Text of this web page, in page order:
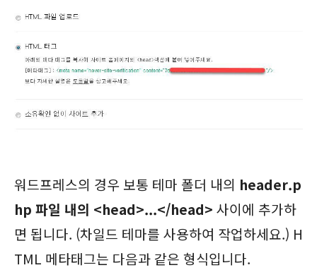
워드프레스의 경우 보통 테마 폴더 내의 header.p
hp 파일 내의 <head>...</head> 사이에 추가하
면 됩니다. (차일드 테마를 사용하여 작업하세요.) H
TML 메타태그는 다음과 같은 형식입니다.